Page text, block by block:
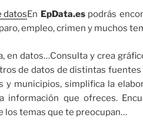
En EpData.espodrás
empleo, crimen y muchos
en datos…Consulta y crea
de datos de distintas fuentes
y municipios, simplifica la
información que ofreces.
los temas que te preocupan…